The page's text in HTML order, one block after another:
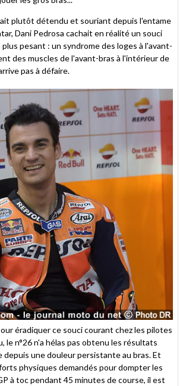
plutôt détendu et souriant depuis l'entame
Dani Pedrosa cachait en réalité un souci
pesant : un syndrome des loges à l'avant-
des muscles de l'avant-bras à l'intérieur de
pas à défaire.
éradiquer ce souci courant chez les pilotes
le n°26 n'a hélas pas obtenu les résultats
une douleur persistante au bras. Et
physiques demandés pour dompter les
à toc pendant 45 minutes de course, il est